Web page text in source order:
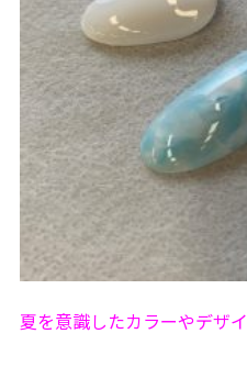
夏を意識したカラーやデザ